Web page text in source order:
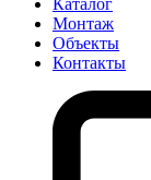
Каталог
Монтаж
Объекты
Контакты